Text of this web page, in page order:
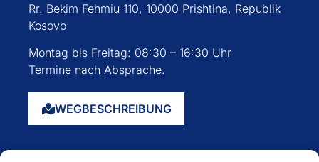
Rr. Bekim Fehmiu 110, 10000 Prishtina, Republik
Kosovo
Montag bis Freitag: 08:30 – 16:30 Uhr
Termine nach Absprache.
WEGBESCHREIBUNG